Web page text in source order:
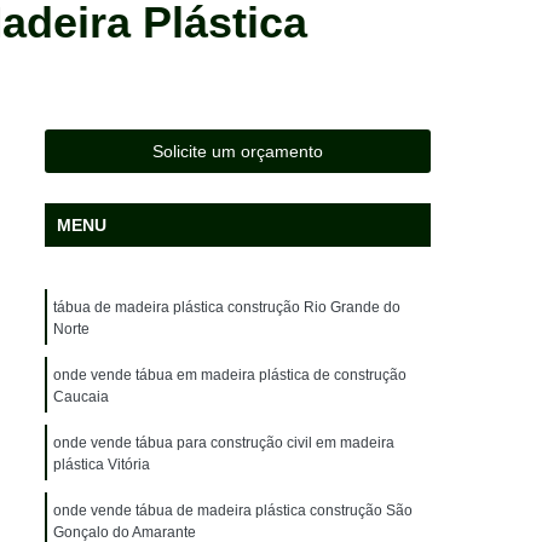
Lixeira em Madeira Plástica Sustentável
Madeira Ecológica Sustentável para Fachada
Deck
Madeira Plástica Ambiental Deck
Madeira Plástica Ecológica
Madeira Plástica Lixeira
Plástica Piso para Caminhão
Madeira Plástica Sustentável
Madeira de Plástico para Pergolado
Plástica
Solicite um orçamento
MENU
tábua de madeira plástica construção Rio Grande do
Norte
onde vende tábua em madeira plástica de construção
Caucaia
onde vende tábua para construção civil em madeira
plástica Vitória
onde vende tábua de madeira plástica construção São
Gonçalo do Amarante